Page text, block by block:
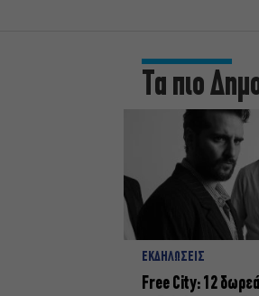
Τα πιο
ΕΚΔΗΛΩΣΕΙΣ
Free City: 12